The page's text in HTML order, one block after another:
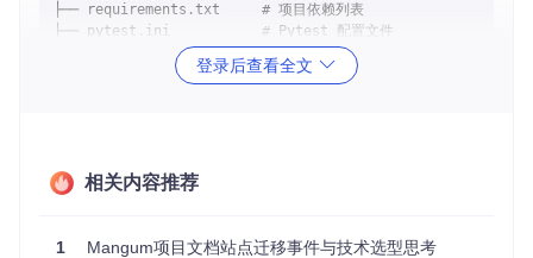
├── requirements.txt     # 项目依赖列表
├── pytest.ini           # Pytest 配置文件
通过您的ASGI应用程序来间接调用。例如，当您有一个FastA
登录后查看全文
相关内容推荐
1 Mangum项目文档站点迁移事件与技术选型思考